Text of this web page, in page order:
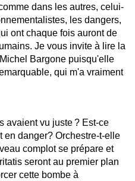
dans les autres, celui-
les dangers,
ont chaque fois auront de
Je vous invite à lire la
Bargone puisqu'elle
qui m'a vraiment
avaient vu juste ? Est-ce
en danger? Orchestre-t-elle
complot se prépare et
seront au premier plan
cette bombe à